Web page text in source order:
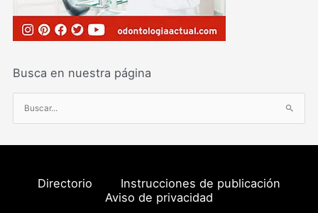
Busca en nuestra página
u
s
Directorio
Instrucciones de publicación
Aviso de privacidad